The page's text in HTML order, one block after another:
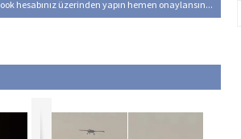
hesabınız üzerinden yapın hemen onaylansın...